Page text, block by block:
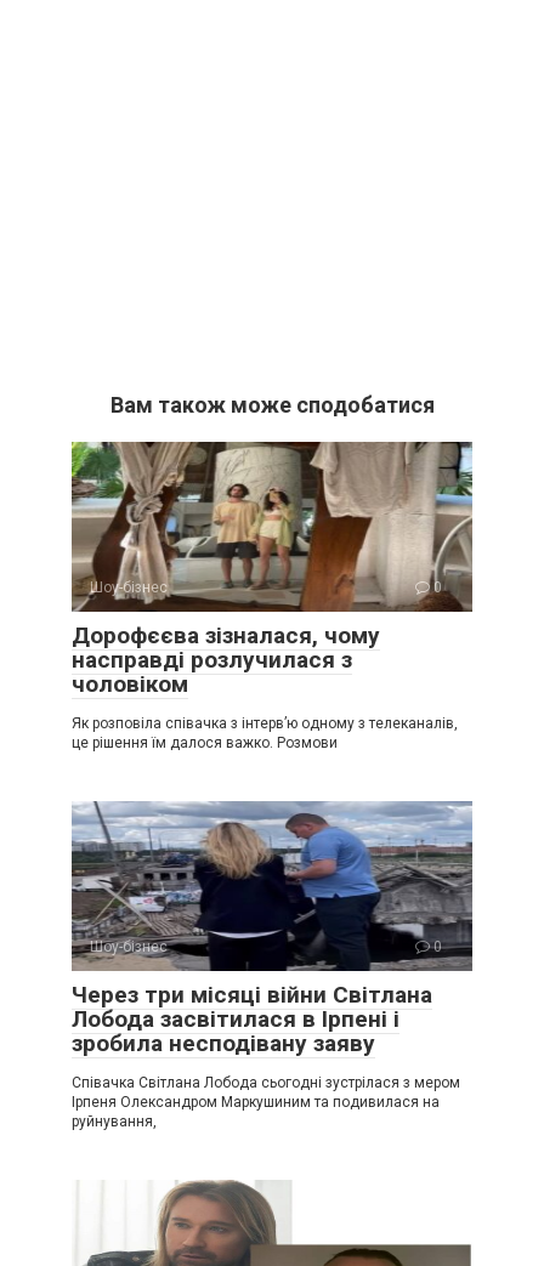
Вам також може сподобатися
Шоу-бізнес 0
Дорофєєва зізналася, чому
насправді розлучилася з
чоловіком
Як розповіла співачка з інтерв’ю одному з телеканалів,
це рішення їм далося важко. Розмови
Шоу-бізнес 0
Через три місяці війни Світлана
Лобода засвітилася в Ірпені і
зробила несподівану заяву
Співачка Світлана Лобода сьогодні зустрілася з мером
Ірпеня Олександром Маркушиним та подивилася на
руйнування,